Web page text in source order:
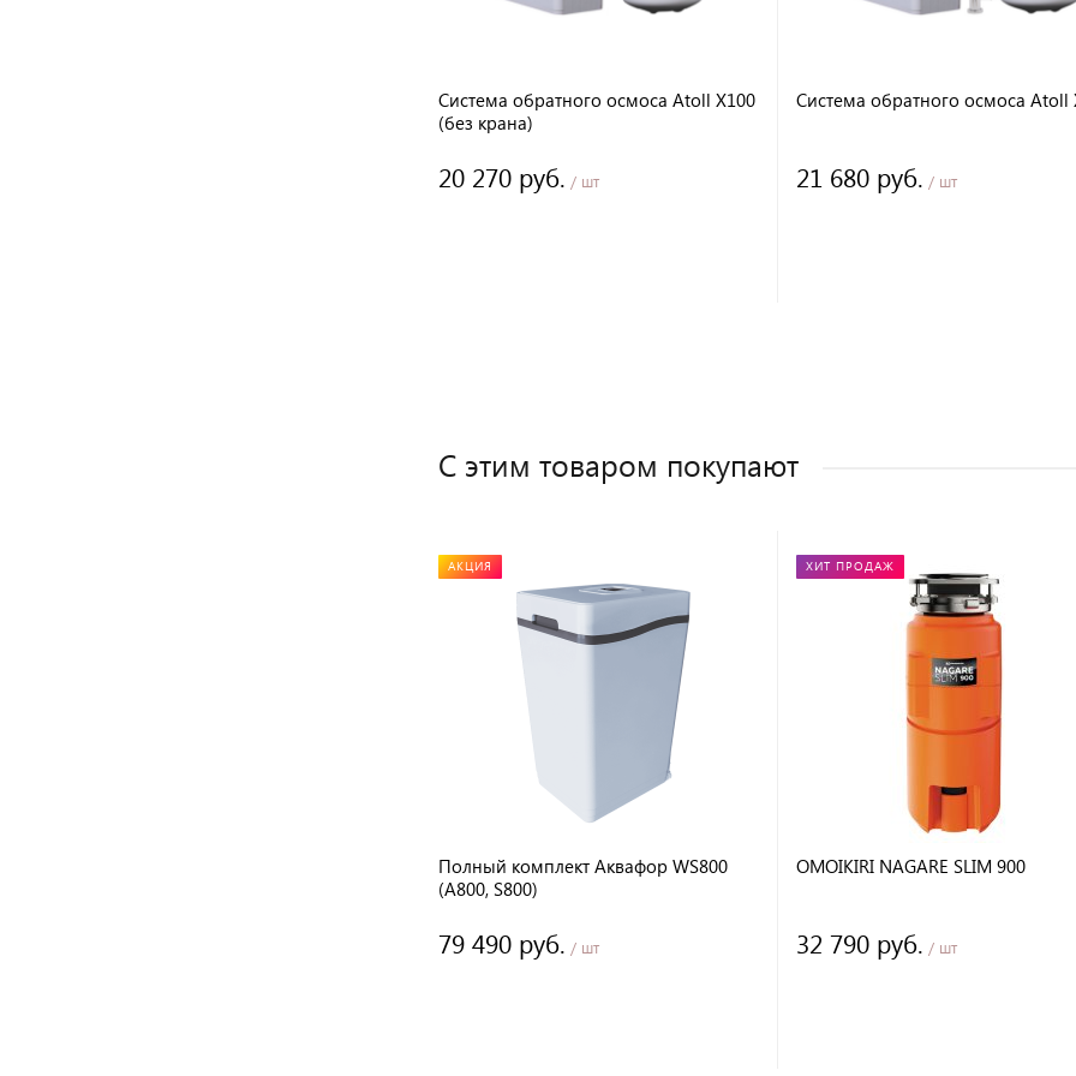
Система обратного осмоса Atoll X100
(без крана)
20 270 руб. / шт
Система обратного осмоса Atoll
21 680 руб. / шт
С этим товаром покупают
АКЦИЯ
Полный комплект Аквафор WS800
(А800, S800)
79 490 руб. / шт
ХИТ ПРОДАЖ
OMOIKIRI NAGARE SLIM 900
32 790 руб. / шт